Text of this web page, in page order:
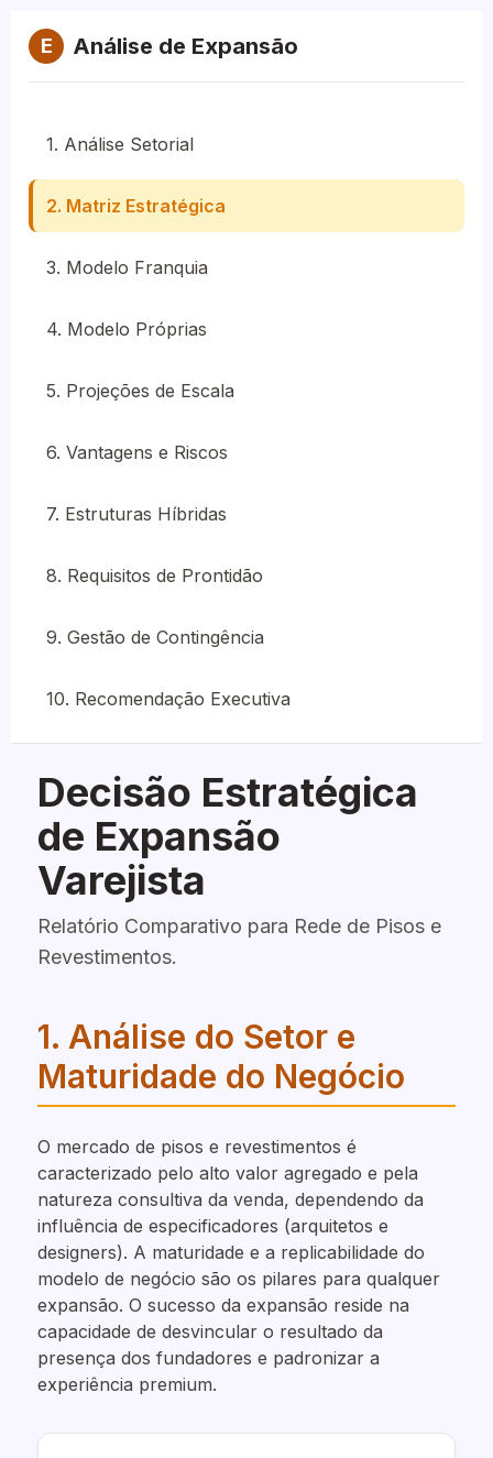
E Análise de Expansão
1. Análise Setorial
2. Matriz Estratégica
3. Modelo Franquia
4. Modelo Próprias
5. Projeções de Escala
6. Vantagens e Riscos
7. Estruturas Híbridas
8. Requisitos de Prontidão
9. Gestão de Contingência
10. Recomendação Executiva
Decisão Estratégica
de Expansão
Varejista
Relatório Comparativo para Rede de Pisos e
Revestimentos.
1. Análise do Setor e
Maturidade do Negócio
O mercado de pisos e revestimentos é
caracterizado pelo alto valor agregado e pela
natureza consultiva da venda, dependendo da
influência de especificadores (arquitetos e
designers). A maturidade e a replicabilidade do
modelo de negócio são os pilares para qualquer
expansão. O sucesso da expansão reside na
capacidade de desvincular o resultado da
presença dos fundadores e padronizar a
experiência premium.